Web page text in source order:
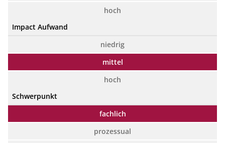
hoch
Impact Aufwand
niedrig
mittel
hoch
Schwerpunkt
fachlich
prozessual